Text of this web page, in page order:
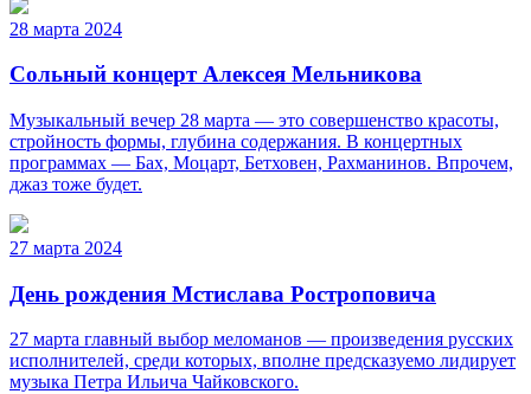
28 марта 2024
Сольный концерт Алексея Мельникова
Музыкальный вечер 28 марта — это совершенство красоты,
стройность формы, глубина содержания. В концертных
программах — Бах, Моцарт, Бетховен, Рахманинов. Впрочем,
джаз тоже будет.
27 марта 2024
День рождения Мстислава Ростроповича
27 марта главный выбор меломанов — произведения русских
исполнителей, среди которых, вполне предсказуемо лидирует
музыка Петра Ильича Чайковского.